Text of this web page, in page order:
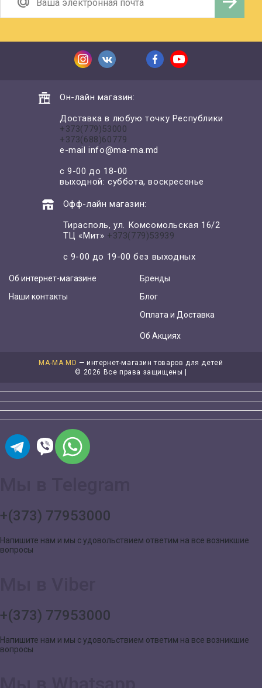
Он-лайн магазин:
Доставка в любую точку Республики
+373(779)53000
+373(688)60779
e-mailinfo@ma-ma.md
с 9-00 до 18-00
выходной: суббота, воскресенье
Офф-лайн магазин:
Тирасполь, ул. Комсомольская 16/2
ТЦ «Мит» +373(779)53939
с 9-00 до 19-00 без выходных
Об интернет-магазине
Наши контакты
Бренды
Блог
Оплата и Доставка
Об Акциях
MA-MA.MD — интернет-магазин товаров для детей
© 2026 Все права защищены |
+(373) 77953000
Напишите нам и мы с удовольствием ответим на все возникшие
вопросы
+(373) 77953000
Напишите нам и мы с удовольствием ответим на все возникшие
вопросы